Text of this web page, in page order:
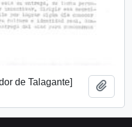
de Talagante]